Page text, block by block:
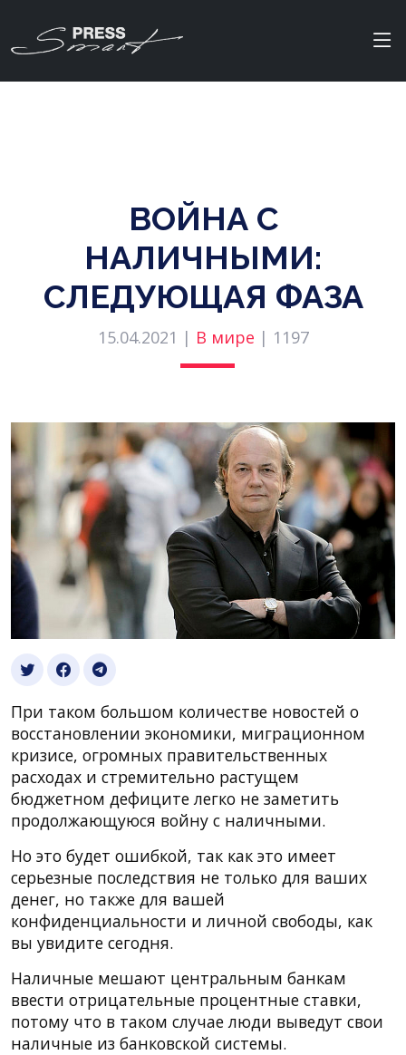
ВОЙНА С
НАЛИЧНЫМИ:
СЛЕДУЮЩАЯ ФАЗА
15.04.2021 | В мире | 1197
При таком большом количестве новостей о
восстановлении экономики, миграционном
кризисе, огромных правительственных
расходах и стремительно растущем
бюджетном дефиците легко не заметить
продолжающуюся войну с наличными.
Но это будет ошибкой, так как это имеет
серьезные последствия не только для ваших
денег, но также для вашей
конфиденциальности и личной свободы, как
вы увидите сегодня.
Наличные мешают центральным банкам
ввести отрицательные процентные ставки,
потому что в таком случае люди выведут свои
наличные из банковской системы.